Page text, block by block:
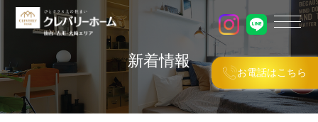
新着情報
お電話はこちら